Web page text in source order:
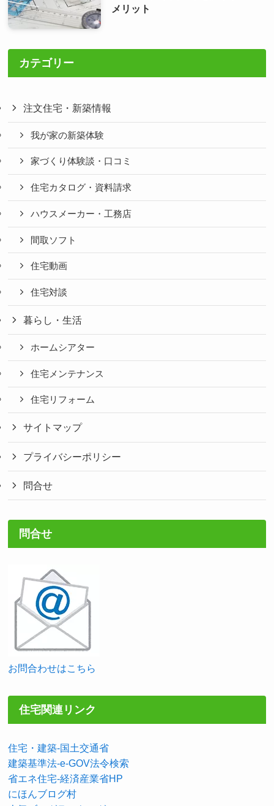
メリット
カテゴリー
注文住宅・新築情報
我が家の新築体験
家づくり体験談・口コミ
住宅カタログ・資料請求
ハウスメーカー・工務店
間取ソフト
住宅動画
住宅対談
暮らし・生活
ホームシアター
住宅メンテナンス
住宅リフォーム
サイトマップ
プライバシーポリシー
問合せ
問合せ
お問合わせはこちら
住宅関連リンク
住宅・建築-国土交通省
建築基準法-e-GOV法令検索
省エネ住宅-経済産業省HP
にほんブログ村